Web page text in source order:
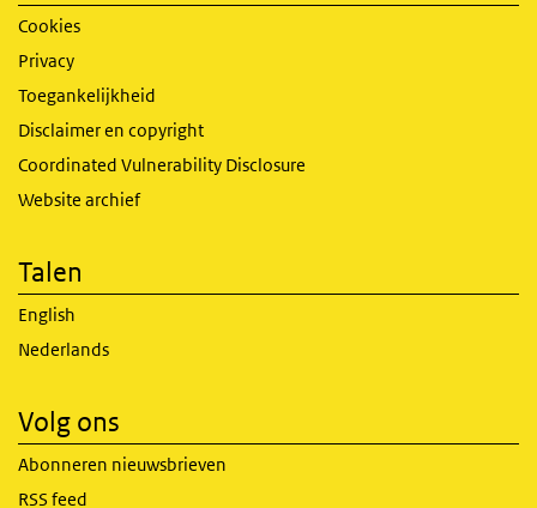
Cookies
Privacy
Toegankelijkheid
Disclaimer en copyright
Coordinated Vulnerability Disclosure
Website archief
Talen
English
Nederlands
Volg ons
Abonneren nieuwsbrieven
RSS feed